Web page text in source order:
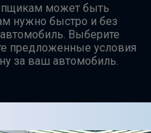
может быть
нужно быстро и без
Выберите
предложенные условия
за ваш автомобиль.